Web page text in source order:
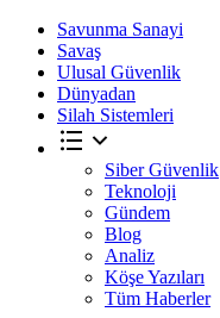
Savunma Sanayi
Savaş
Ulusal Güvenlik
Dünyadan
Silah Sistemleri
Siber Güvenlik
Teknoloji
Gündem
Blog
Analiz
Köşe Yazıları
Tüm Haberler